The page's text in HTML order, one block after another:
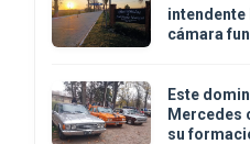
intendente
cámara
Este
Mercedes
su